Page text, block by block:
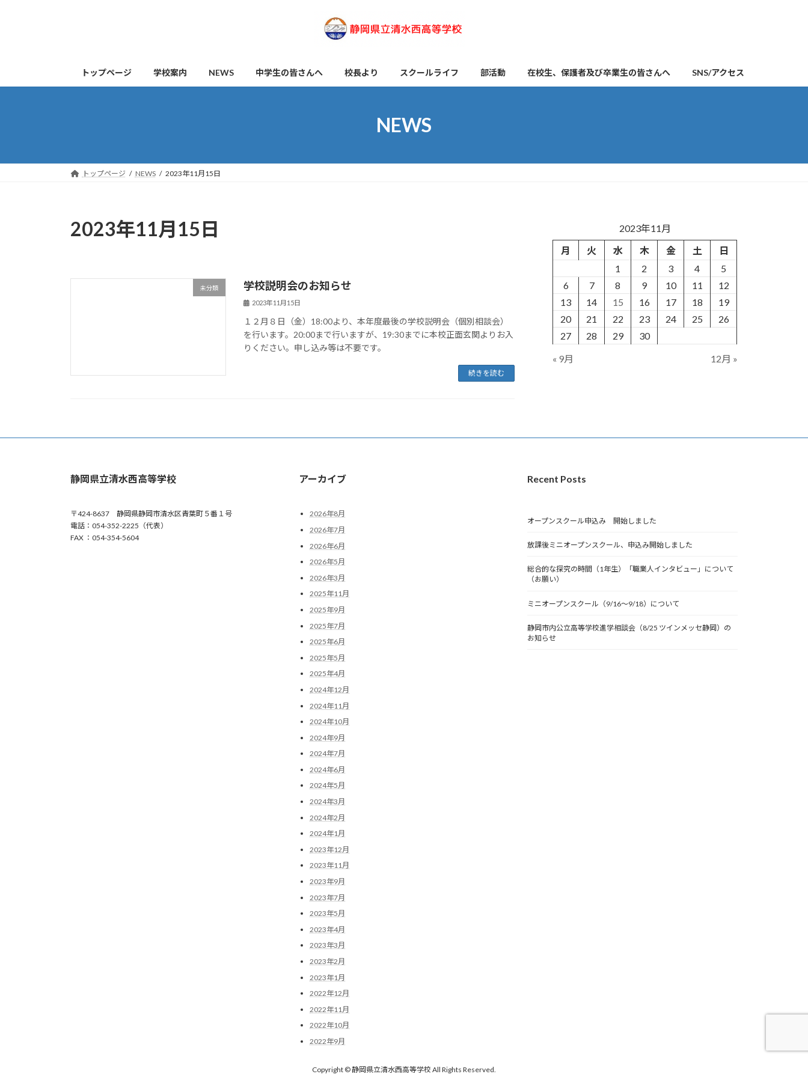
トップページ 学校案内 NEWS 中学生の皆さんへ 校長より スクールライフ 部活動 在校生、保護者及び卒業生の皆さんへ SNS/アクセス
NEWS
トップページ NEWS 2023年11月15日
2023年11月15日
未分類 学校説明会のお知らせ
2023年11月15日
１２月８日（金）18:00より、本年度最後の学校説明会（個別相談会）
を行います。20:00まで行いますが、19:30までに本校正面玄関よりお入
りください。申し込み等は不要です。
続きを読む
2023年11月
月
火 水 木 金 土
日
1
2 3 4
5
6
7 8 9 10 11
12
13
14 15 16 17 18
19
20
21 22 23 24 25
26
27
28 29 30
« 9月 12月 »
静岡県立清水西高等学校
〒424-8637 静岡県静岡市清水区青葉町５番１号
電話：054-352-2225（代表）
FAX ：054-354-5604
アーカイブ
2026年8月
2026年7月
2026年6月
2026年5月
2026年3月
2025年11月
2025年9月
2025年7月
2025年6月
2025年5月
2025年4月
2024年12月
2024年11月
2024年10月
2024年9月
2024年7月
2024年6月
2024年5月
2024年3月
2024年2月
2024年1月
2023年12月
2023年11月
2023年9月
2023年7月
2023年5月
2023年4月
2023年3月
2023年2月
2023年1月
2022年12月
2022年11月
2022年10月
2022年9月
Recent Posts
オープンスクール申込み 開始しました
放課後ミニオープンスクール、申込み開始しました
総合的な探究の時間（1年生）「職業人インタビュー」について
（お願い）
ミニオープンスクール（9/16～9/18）について
静岡市内公立高等学校進学相談会（8/25 ツインメッセ静岡）の
お知らせ
Copyright © 静岡県立清水西高等学校 All Rights Reserved.